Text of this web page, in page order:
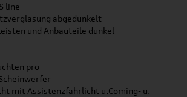
line
abgedunkelt
und Anbauteile dunkel
pro
mit Assistenzfahrlicht u.Coming- u.